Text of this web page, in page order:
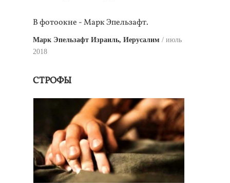
В фотоокне - Марк Эпельзафт.
Марк Эпельзафт Израиль, Иерусалим
июль
2018
СТРОФЫ